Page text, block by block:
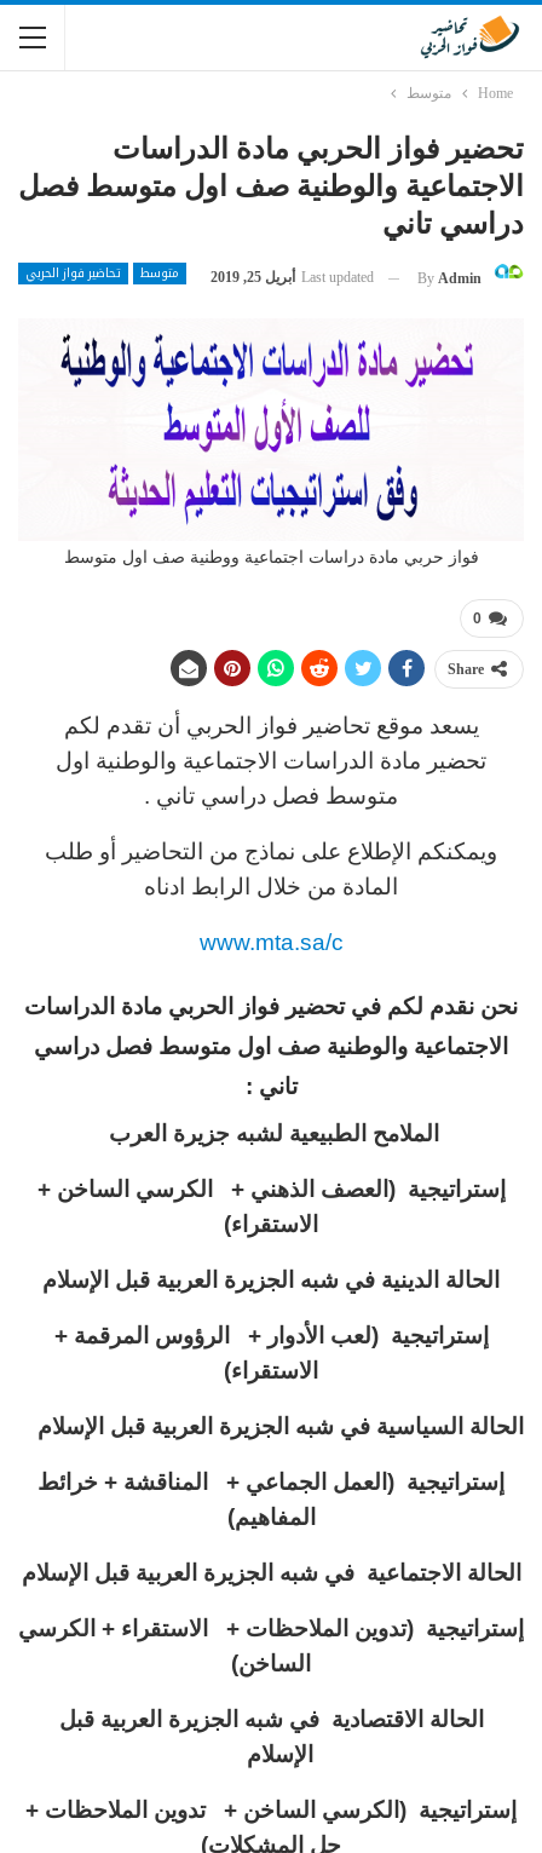
Home متوسط
تحضير فواز الحربي مادة الدراسات
الاجتماعية والوطنية صف اول متوسط فصل
دراسي تاني
متوسط تحاضير فواز الحربي By Admin
Last updated أبريل 25, 2019
فواز حربي مادة دراسات اجتماعية ووطنية صف اول متوسط
0
Share
يسعد موقع تحاضير فواز الحربي أن تقدم لكم
تحضير مادة الدراسات الاجتماعية والوطنية اول
متوسط فصل دراسي تاني .
ويمكنكم الإطلاع على نماذج من التحاضير أو طلب
المادة من خلال الرابط ادناه
www.mta.sa/c
نحن نقدم لكم في تحضير فواز الحربي مادة الدراسات
الاجتماعية والوطنية صف اول متوسط فصل دراسي
تاني :
الملامح الطبيعية لشبه جزيرة العرب
إستراتيجية ( العصف الذهني + الكرسي الساخن +
الاستقراء)
الحالة الدينية في شبه الجزيرة العربية قبل الإسلام
إستراتيجية (لعب الأدوار + الرؤوس المرقمة +
الاستقراء)
الحالة السياسية في شبه الجزيرة العربية قبل الإسلام
إستراتيجية ( العمل الجماعي + المناقشة + خرائط
المفاهيم)
الحالة الاجتماعية في شبه الجزيرة العربية قبل الإسلام
إستراتيجية (تدوين الملاحظات + الاستقراء + الكرسي
الساخن)
الحالة الاقتصادية في شبه الجزيرة العربية قبل
الإسلام
إستراتيجية ( الكرسي الساخن + تدوين الملاحظات +
حل المشكلات)